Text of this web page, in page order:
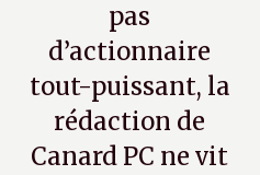
pas
d’actionnaire
tout-puissant, la
rédaction de
Canard PC ne vit